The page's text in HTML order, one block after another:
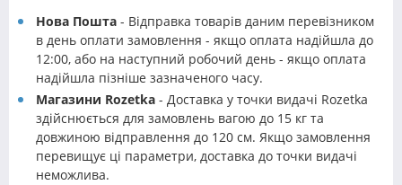
Нова Пошта - Відправка товарів даним перевізником
в день оплати замовлення - якщо оплата надійшла до
12:00, або на наступний робочий день - якщо оплата
надійшла пізніше зазначеного часу.
Магазини Rozetka - Доставка у точки видачі Rozetka
здійснюється для замовлень вагою до 15 кг та
довжиною відправлення до 120 см. Якщо замовлення
перевищує ці параметри, доставка до точки видачі
неможлива.